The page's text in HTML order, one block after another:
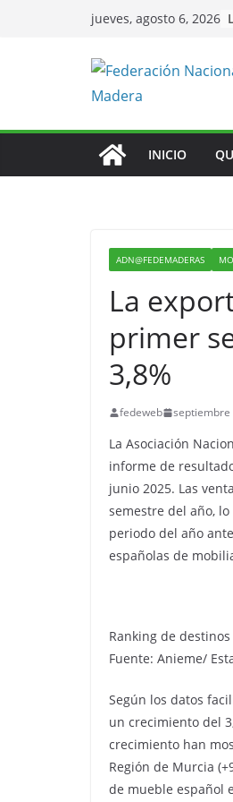
jueves, agosto 6, 2026
INICIO
ADN@FEDEMADERAS
La
primer
3,8%
fedeweb septiembre
La Asociación
informe de
junio 2025. Las
semestre del año,
periodo del año
españolas de
Ranking de
Fuente: Anieme/
Según los datos
un crecimiento del
crecimiento han
Región de Murcia
de mueble español